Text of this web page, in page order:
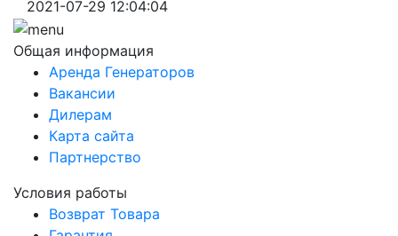
2021-07-29 12:04:04
Общая информация
Аренда Генераторов
Вакансии
Дилерам
Карта сайта
Партнерство
Условия работы
Возврат Товара